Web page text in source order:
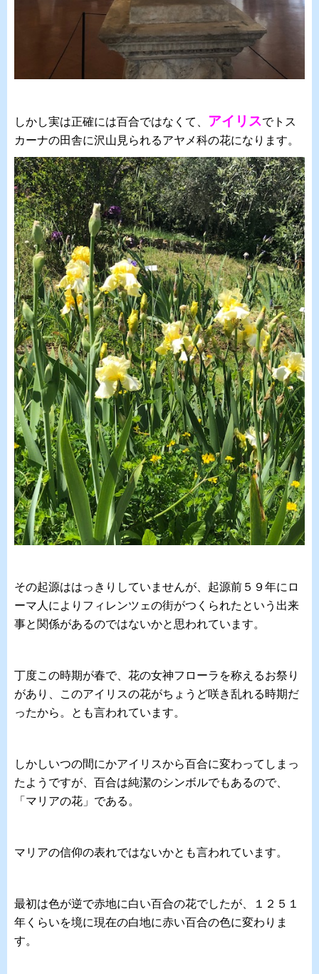
しかし実は正確には百合ではなくて、 アイリスでトス
カーナの田舎に沢山見られるアヤメ科の花になります。
その起源ははっきりしていませんが、起源前５９年にロ
ーマ人によりフィレンツェの街がつくられたという出来
事と関係があるのではないかと思われています。
丁度この時期が春で、花の女神フローラを称えるお祭り
があり、このアイリスの花がちょうど咲き乱れる時期だ
ったから。とも言われています。
しかしいつの間にかアイリスから百合に変わってしまっ
たようですが、百合は純潔のシンボルでもあるので、
「マリアの花」である。
マリアの信仰の表れではないかとも言われています。
最初は色が逆で赤地に白い百合の花でしたが、１２５１
年くらいを境に現在の白地に赤い百合の色に変わりま
す。